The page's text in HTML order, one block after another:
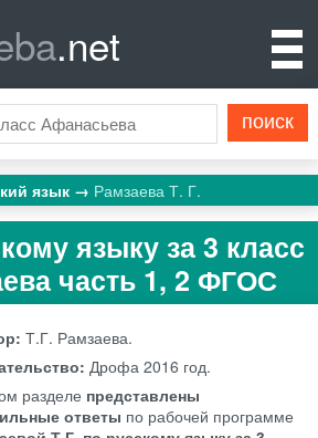
.net
язык Рамзаева Т. Г.
языку за 3 класс
часть 1, 2 ФГОС
Т.Г. Рамзаева.
Дрофа 2016 год.
разделе представлены
ответы по рабочей программе